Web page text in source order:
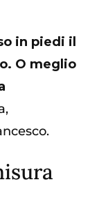
in piedi il
O meglio